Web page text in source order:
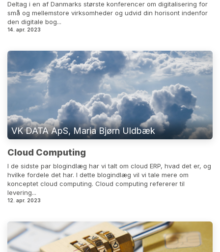
Deltag i en af ​​Danmarks største konferencer om digitalisering for
små og mellemstore virksomheder og udvid din horisont indenfor
den digitale bog...
14. apr. 2023
VK DATA ApS, Maria Bjørn Uldbæk
Cloud Computing
I de sidste par blogindlæg har vi talt om cloud ERP, hvad det er, og
hvilke fordele det har. I dette blogindlæg vil vi tale mere om
konceptet cloud computing. Cloud computing refererer til
levering...
12. apr. 2023